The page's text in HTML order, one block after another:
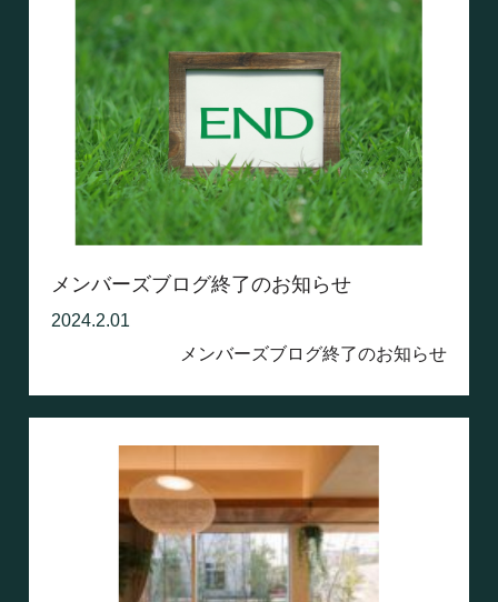
メンバーズブログ終了のお知らせ
2024.2.01
メンバーズブログ終了のお知らせ